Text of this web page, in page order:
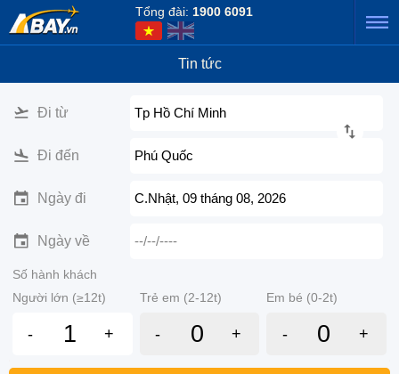
Tổng đài: 1900 6091
Tin tức
Đi từ Tp Hồ Chí Minh
Đi đến Phú Quốc
Ngày đi C.Nhật, 09 tháng 08, 2026
Ngày về --/--/----
Số hành khách
Người lớn (≥12t)
Trẻ em (2-12t) Em bé (0-2t)
- + - + - +